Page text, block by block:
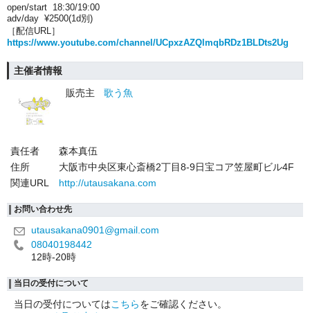
open/start 18:30/19:00
adv/day ¥2500(1d別)
［配信URL］
https://www.youtube.com/channel/UCpxzAZQlmqbRDz1BLDts2Ug
主催者情報
販売主
歌う魚
責任者
森本真伍
住所
大阪市中央区東心斎橋2丁目8-9日宝コア笠屋町ビル4F
関連URL
http://utausakana.com
お問い合わせ先
utausakana0901@gmail.com
08040198442
12時-20時
当日の受付について
当日の受付についてはこちらをご確認ください。